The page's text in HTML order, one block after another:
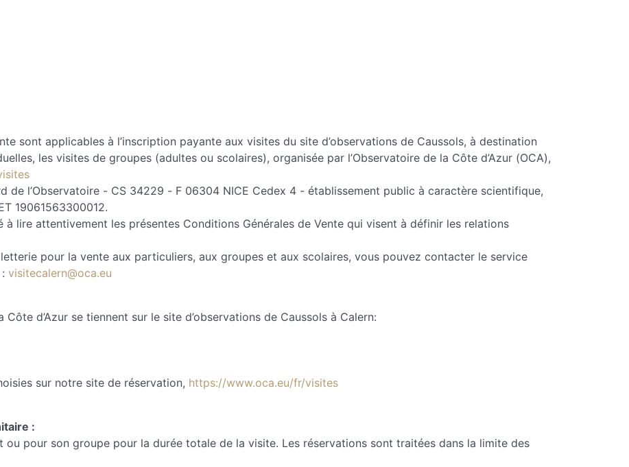
sont applicables à l’inscription payante aux visites du site d’observations de Caussols, à destination
les visites de groupes (adultes ou scolaires), organisée par l’Observatoire de la Côte d’Azur (OCA),
de l’Observatoire - CS 34229 - F 06304 NICE Cedex 4 - établissement public à caractère scientifique,
19061563300012.
lire attentivement les présentes Conditions Générales de Vente qui visent à définir les relations
pour la vente aux particuliers, aux groupes et aux scolaires, vous pouvez contacter le service
visitecalern@oca.eu
d’Azur se tiennent sur le site d’observations de Caussols à Calern:
sur notre site de réservation, https://www.oca.eu/fr/visites
:
ou pour son groupe pour la durée totale de la visite. Les réservations sont traitées dans la limite des